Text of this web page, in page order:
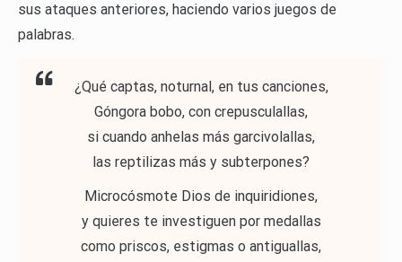
sus ataques anteriores, haciendo varios juegos de
palabras.
¿Qué captas, noturnal, en tus canciones,
Góngora bobo, con crepusculallas,
si cuando anhelas más garcivolallas,
las reptilizas más y subterpones?
Microcósmote Dios de inquiridiones,
y quieres te investiguen por medallas
como priscos, estigmas o antiguallas,